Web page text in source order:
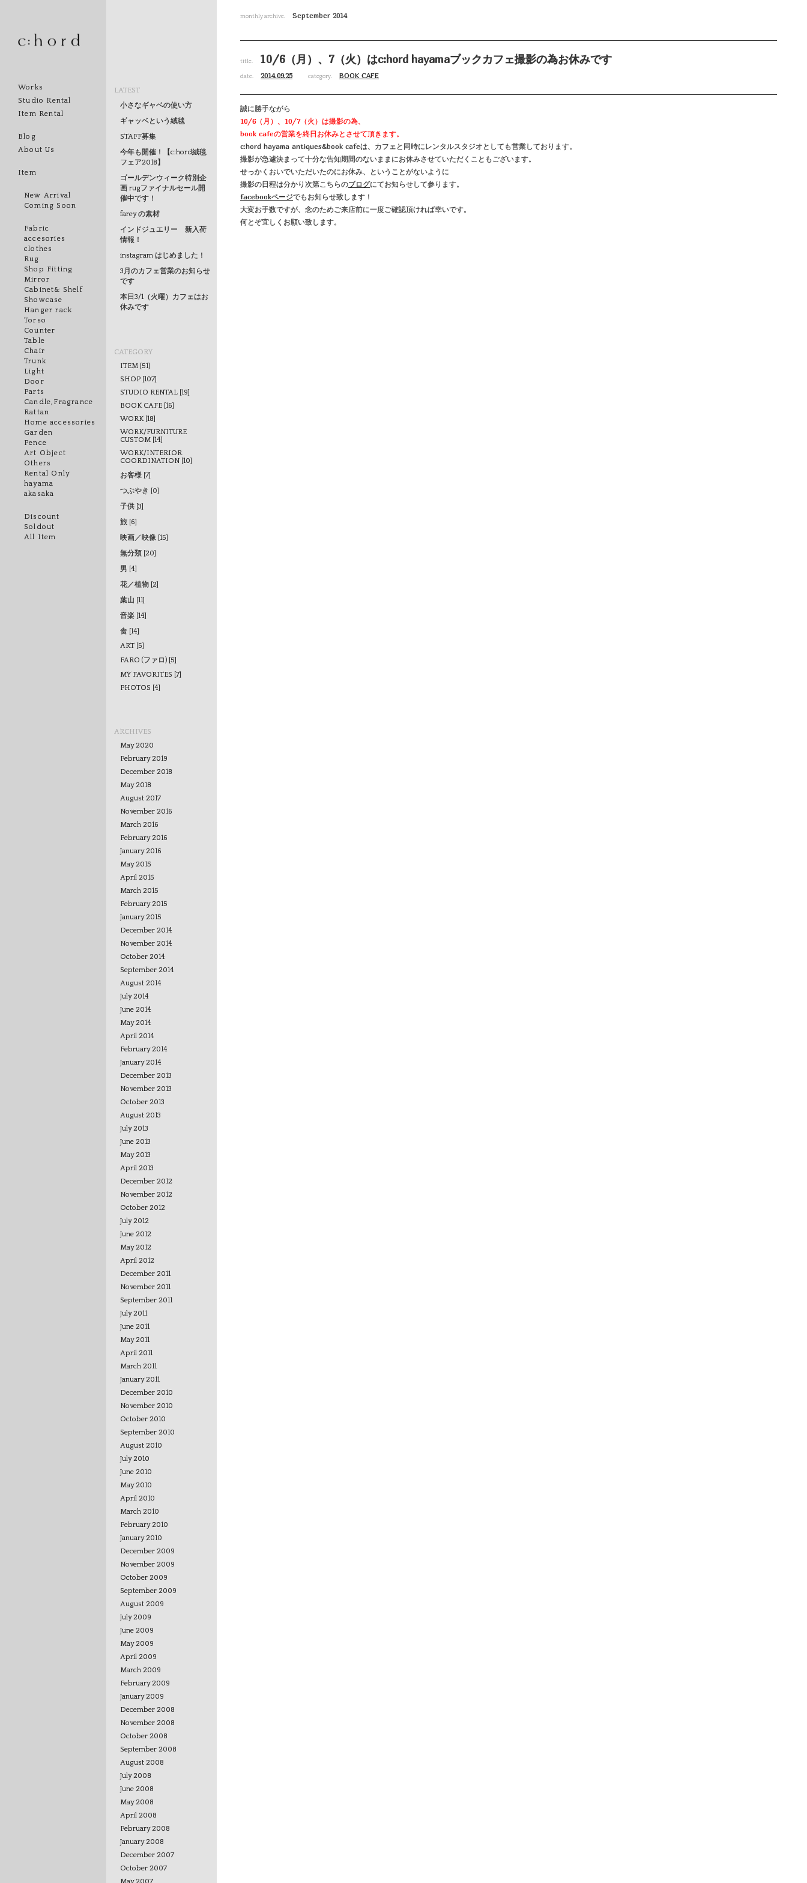
Works
Studio Rental
Item Rental
Blog
About Us
Item
New Arrival
Coming Soon
Fabric
accesories
clothes
Rug
Shop Fitting
Mirror
Cabinet& Shelf
Showcase
Hanger rack
Torso
Counter
Table
Chair
Trunk
Light
Door
Parts
Candle,Fragrance
Rattan
Home accessories
Garden
Fence
Art Object
Others
Rental Only
hayama
akasaka
Discount
Soldout
All Item
LATEST
小さなギャベの使い方
ギャッベという絨毯
STAFF募集
今年も開催！【c:hord絨毯
フェア2018】
ゴールデンウィーク特別企
画 rugファイナルセール開
催中です！
farey の素材
インドジュエリー 新入荷
情報！
instagram はじめました！
3月のカフェ営業のお知らせ
です
本日3/1（火曜）カフェはお
休みです
CATEGORY
ITEM [51]
SHOP [107]
STUDIO RENTAL [19]
BOOK CAFE [16]
WORK [18]
WORK/FURNITURE
CUSTOM [14]
WORK/INTERIOR
COORDINATION [10]
お客様 [7]
つぶやき [0]
子供 [3]
旅 [6]
映画／映像 [15]
無分類 [20]
男 [4]
花／植物 [2]
葉山 [11]
音楽 [14]
食 [14]
ART [5]
FARO (ファロ) [5]
MY FAVORITES [7]
PHOTOS [4]
ARCHIVES
May 2020
February 2019
December 2018
May 2018
August 2017
November 2016
March 2016
February 2016
January 2016
May 2015
April 2015
March 2015
February 2015
January 2015
December 2014
November 2014
October 2014
September 2014
August 2014
July 2014
June 2014
May 2014
April 2014
February 2014
January 2014
December 2013
November 2013
October 2013
August 2013
July 2013
June 2013
May 2013
April 2013
December 2012
November 2012
October 2012
July 2012
June 2012
May 2012
April 2012
December 2011
November 2011
September 2011
July 2011
June 2011
May 2011
April 2011
March 2011
January 2011
December 2010
November 2010
October 2010
September 2010
August 2010
July 2010
June 2010
May 2010
April 2010
March 2010
February 2010
January 2010
December 2009
November 2009
October 2009
September 2009
August 2009
July 2009
June 2009
May 2009
April 2009
March 2009
February 2009
January 2009
December 2008
November 2008
October 2008
September 2008
August 2008
July 2008
June 2008
May 2008
April 2008
February 2008
January 2008
December 2007
October 2007
monthly archive. September 2014
title. 10/6（月）、7（火）はc:hord hayamaブックカフェ撮影の為お休みです
date. 2014.09.25 category. BOOK CAFE
誠に勝手ながら
10/6（月）、10/7（火）は撮影の為、
book cafeの営業を終日お休みとさせて頂きます。
c:hord hayama antiques&book cafeは、カフェと同時にレンタルスタジオとしても営業しております。
撮影が急遽決まって十分な告知期間のないままにお休みさせていただくこともございます。
せっかくおいでいただいたのにお休み、ということがないように
撮影の日程は分かり次第こちらのブログにてお知らせして参ります。
facebookページでもお知らせ致します！
大変お手数ですが、念のためご来店前に一度ご確認頂ければ幸いです。
何とぞ宜しくお願い致します。